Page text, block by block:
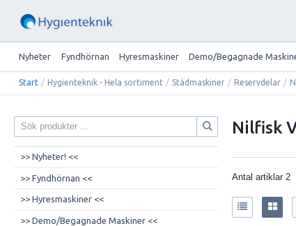
Nyheter Fyndhörnan Hyresmaskiner Demo/Begagnade
Start / Hygienteknik - Hela sortiment / Städmaskiner / Reservdelar /
>> Nyheter! <<
>> Fyndhörnan <<
>> Hyresmaskiner <<
>> Demo/Begagnade Maskiner <<
Nilfisk
Antal artiklar2